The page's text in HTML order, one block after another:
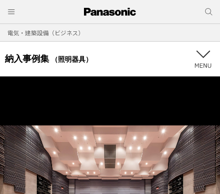
電気・建築設備（ビジネス）
納入事例集 （照明器具）